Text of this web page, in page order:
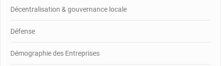
Décentralisation & gouvernance locale
Défense
Démographie des Entreprises